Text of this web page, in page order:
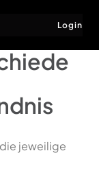
Login
jeweilige